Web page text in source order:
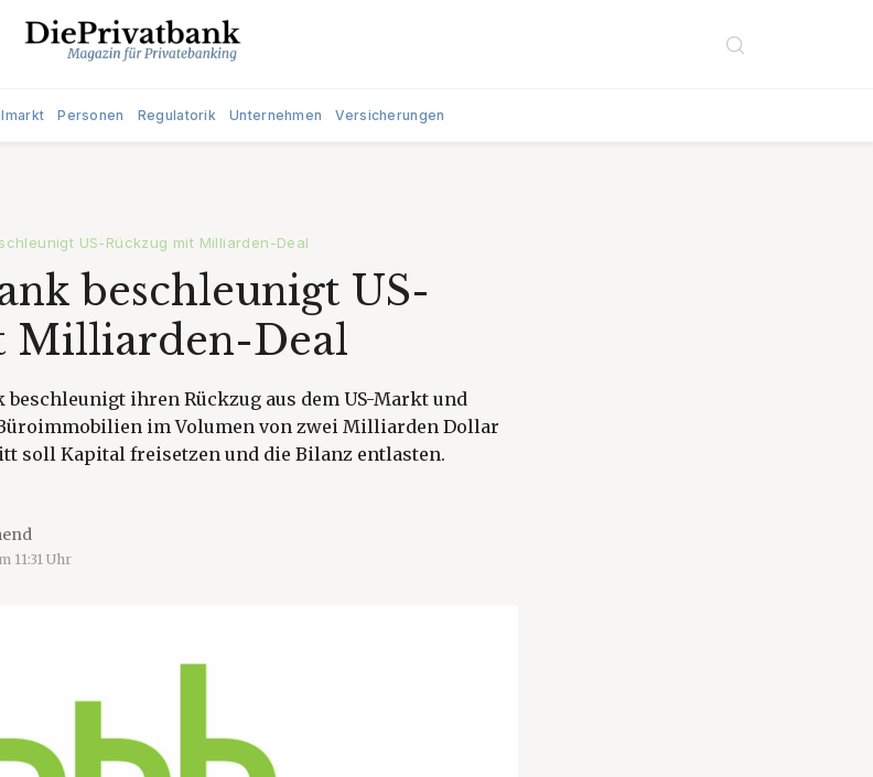
Personen Regulatorik Unternehmen Versicherungen
US-Rückzug mit Milliarden-Deal
beschleunigt US-
Milliarden-Deal
beschleunigt ihren Rückzug aus dem US-Markt und
im Volumen von zwei Milliarden Dollar
soll Kapital freisetzen und die Bilanz entlasten.
11:31 Uhr